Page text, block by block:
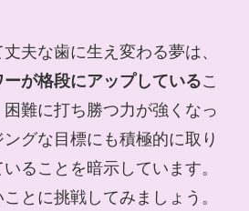
夫な歯に生え変わる夢は、
が格段にアップしているこ
難に打ち勝つ力が強くなっ
グな目標にも積極的に取り
ることを暗示しています。
とに挑戦してみましょう。